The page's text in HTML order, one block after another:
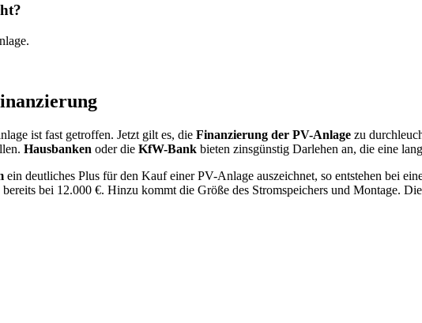
ist fast getroffen. Jetzt gilt es, die Finanzierung der PV-Anlage zu
Hausbanken oder die KfW-Bank bieten zinsgünstig Darlehen an, die eine
ein deutliches Plus für den Kauf einer PV-Anlage auszeichnet, so entstehen bei
bei 12.000 €. Hinzu kommt die Größe des Stromspeichers und Montage. Die